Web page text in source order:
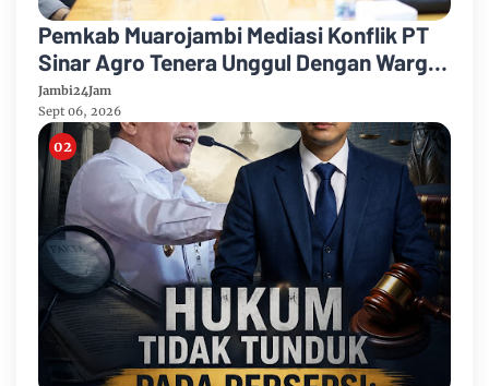
Pemkab Muarojambi Mediasi Konflik PT
Sinar Agro Tenera Unggul Dengan Warga
Sipin Teluk Duren
Jambi24Jam
Sept 06, 2026